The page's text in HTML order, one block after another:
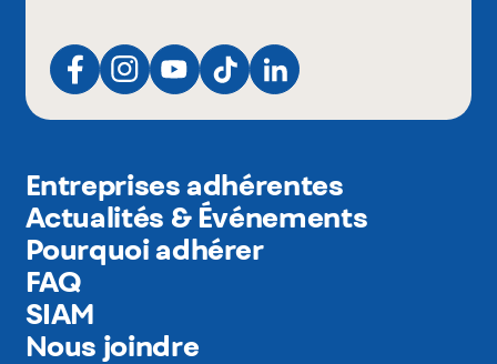
Entreprises adhérentes
Actualités & Événements
Pourquoi adhérer
FAQ
SIAM
Nous joindre